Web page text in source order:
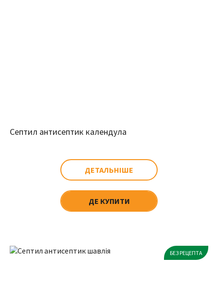
Септил антисептик календула
ДЕТАЛЬНІШЕ
ДЕ КУПИТИ
БЕЗ РЕЦЕПТА